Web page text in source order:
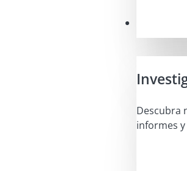
Descubra
informes